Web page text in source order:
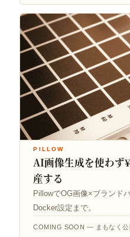
PILLOW
AI画像生成を使わず
産する
PillowでOG画像×ブランド
Docker設定まで。
COMING SOON — まもなく公